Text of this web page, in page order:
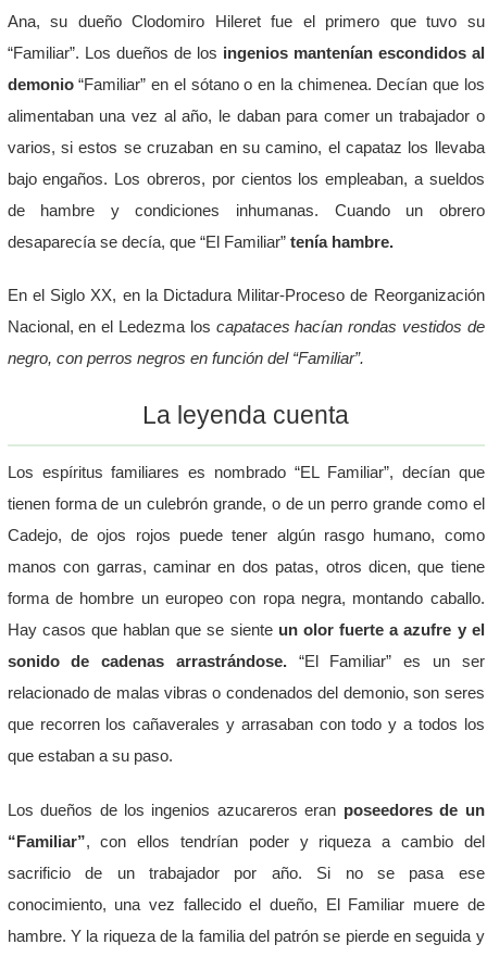
Ana, su dueño Clodomiro Hileret fue el primero que tuvo su
“Familiar”. Los dueños de los ingenios mantenían escondidos al
demonio“Familiar” en el sótano o en la chimenea. Decían que los
alimentaban una vez al año, le daban para comer un trabajador o
varios, si estos se cruzaban en su camino, el capataz los llevaba
bajo engaños. Los obreros, por cientos los empleaban, a sueldos
de hambre y condiciones inhumanas. Cuando un obrero
desaparecía se decía, que “El Familiar”tenía hambre.
En el Siglo XX, en la Dictadura Militar-Proceso de Reorganización
Nacional, en el Ledezma los capataces hacían rondas vestidos de
negro, con perros negros en función del “Familiar”.
La leyenda cuenta
Los espíritus familiares es nombrado “EL Familiar”, decían que
tienen forma de un culebrón grande, o de un perro grande como el
Cadejo, de ojos rojos puede tener algún rasgo humano, como
manos con garras, caminar en dos patas, otros dicen, que tiene
forma de hombre un europeo con ropa negra, montando caballo.
Hay casos que hablan que se siente un olor fuerte a azufre y el
sonido de cadenas arrastrándose.“El Familiar” es un ser
relacionado de malas vibras o condenados del demonio, son seres
que recorren los cañaverales y arrasaban con todo y a todos los
que estaban a su paso.
Los dueños de los ingenios azucareros eran poseedores de un
“Familiar”, con ellos tendrían poder y riqueza a cambio del
sacrificio de un trabajador por año. Si no se pasa ese
conocimiento, una vez fallecido el dueño, El Familiar muere de
hambre. Y la riqueza de la familia del patrón se pierde en seguida y